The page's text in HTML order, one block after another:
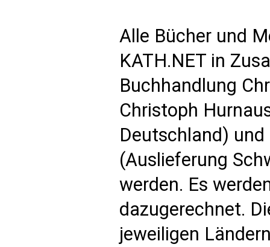
Alle Bücher und
KATH.NET in
Buchhandlung
Christoph
Deutschland)
(Auslieferung
werden. Es
dazugerechnet.
jeweiligen